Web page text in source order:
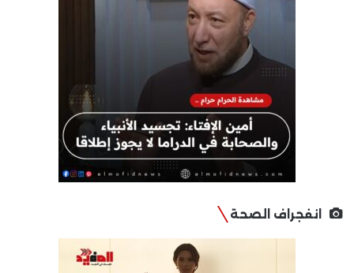
انفجراف الصحة